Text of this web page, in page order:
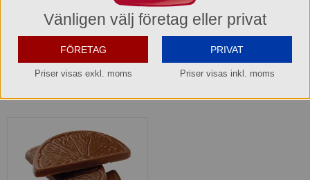
Visa maxläge 1 vara/rad
Visa standardlägeVisa standardläge 2 varor/rad
Vänligen välj företag eller privat
FÖRETAG
Priser visas exkl. moms
PRIVAT
Priser visas inkl. moms